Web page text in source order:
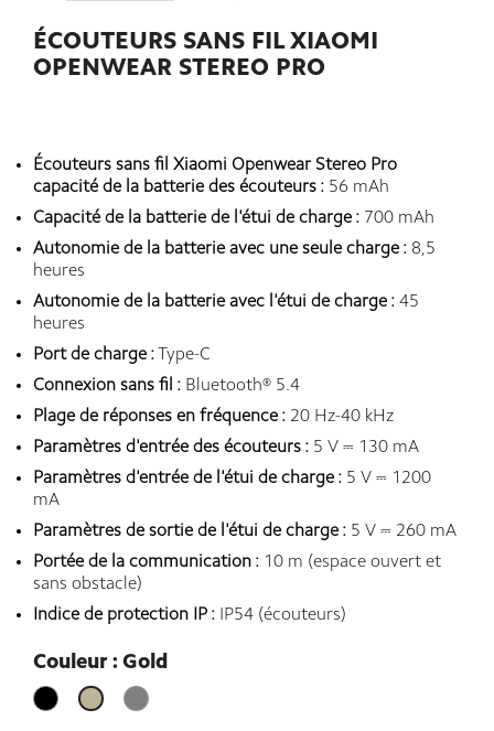
ÉCOUTEURS SANS FIL XIAOMI
OPENWEAR STEREO PRO
Écouteurs sans fil Xiaomi Openwear Stereo Pro
capacité de la batterie des écouteurs : 56 mAh
Capacité de la batterie de l'étui de charge : 700 mAh
Autonomie de la batterie avec une seule charge : 8,5
heures
Autonomie de la batterie avec l'étui de charge : 45
heures
Port de charge : Type-C
Connexion sans fil : Bluetooth® 5.4
Plage de réponses en fréquence : 20 Hz-40 kHz
Paramètres d'entrée des écouteurs : 5 V ⎓ 130 mA
Paramètres d'entrée de l'étui de charge : 5 V ⎓ 1200
mA
Paramètres de sortie de l'étui de charge : 5 V ⎓ 260 mA
Portée de la communication : 10 m (espace ouvert et
sans obstacle)
Indice de protection IP : IP54 (écouteurs)
Couleur : Gold
Noir Gold Gris